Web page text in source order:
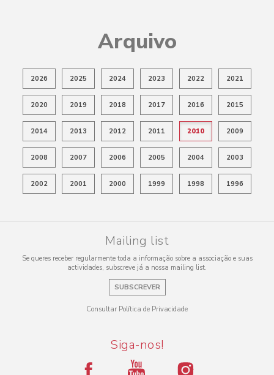
Arquivo
2026 2025 2024 2023 2022 2021
2020 2019 2018 2017 2016 2015
2014 2013 2012 2011 2010 2009
2008 2007 2006 2005 2004 2003
2002 2001 2000 1999 1998 1996
Mailing list
Se queres receber regularmente toda a informação sobre a associação e suas
actividades, subscreve já a nossa mailing list.
SUBSCREVER
Consultar Política de Privacidade
Siga-nos!